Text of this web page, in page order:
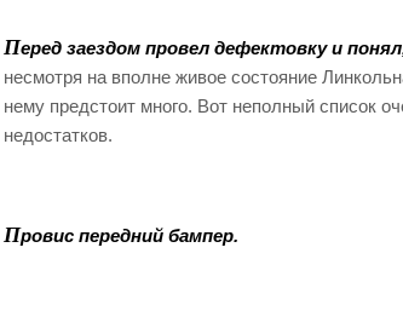
Перед заездом провел дефектовку и
несмотря на вполне живое состояние
нему предстоит много. Вот неполный список
недостатков.
Провис передний бампер.